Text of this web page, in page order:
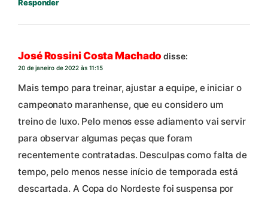
Responder
José Rossini Costa Machado disse:
20 de janeiro de 2022 às 11:15
Mais tempo para treinar, ajustar a equipe, e iniciar o
campeonato maranhense, que eu considero um
treino de luxo. Pelo menos esse adiamento vai servir
para observar algumas peças que foram
recentemente contratadas. Desculpas como falta de
tempo, pelo menos nesse início de temporada está
descartada. A Copa do Nordeste foi suspensa por